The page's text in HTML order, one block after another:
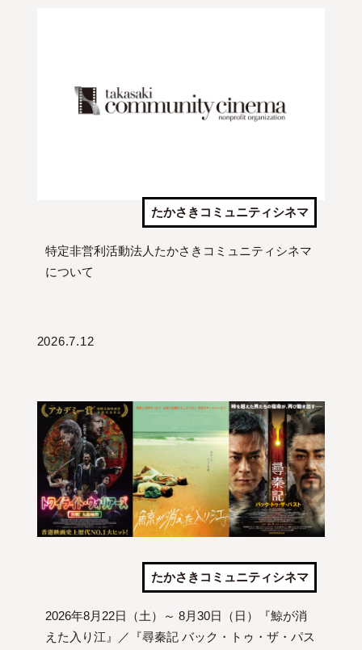
たかさきコミュニティシネマ
特定非営利活動法人たかさきコミュニティシネマ
について
2026.7.12
たかさきコミュニティシネマ
2026年8月22日（土）～ 8月30日（日）『鯨が消
えた入り江』／『尋秦記 バック・トゥ・ザ・パス